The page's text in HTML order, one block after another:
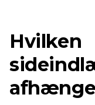
Hvilken